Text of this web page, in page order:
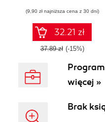
(9,90 zł najniższa cena z 30 dni)
32.21 zł
37.89 zł (-15%)
więcej »
Brak